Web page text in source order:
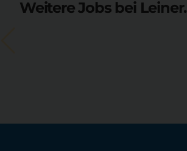
Weitere Jobs bei Leiner.